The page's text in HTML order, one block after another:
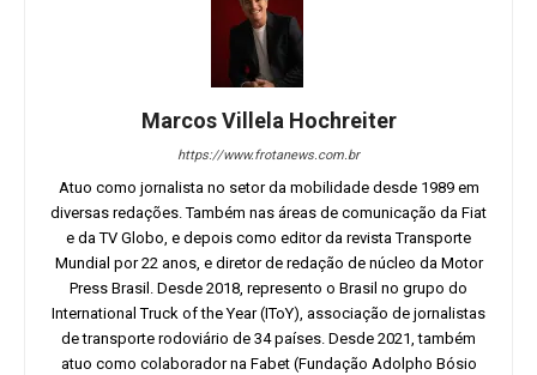
Marcos Villela Hochreiter
https://www.frotanews.com.br
Atuo como jornalista no setor da mobilidade desde 1989 em
diversas redações. Também nas áreas de comunicação da Fiat
e da TV Globo, e depois como editor da revista Transporte
Mundial por 22 anos, e diretor de redação de núcleo da Motor
Press Brasil. Desde 2018, represento o Brasil no grupo do
International Truck of the Year (IToY), associação de jornalistas
de transporte rodoviário de 34 países. Desde 2021, também
atuo como colaborador na Fabet (Fundação Adolpho Bósio